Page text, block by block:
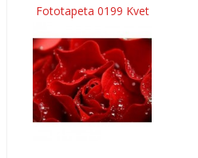
Fototapeta 0199 Kvet